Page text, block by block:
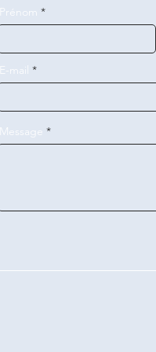
Prénom
E-mail
Message